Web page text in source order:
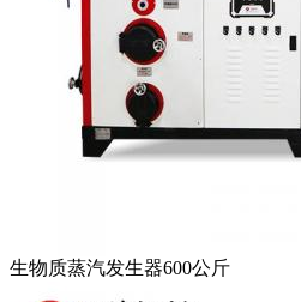
生物质蒸汽发生器600公斤